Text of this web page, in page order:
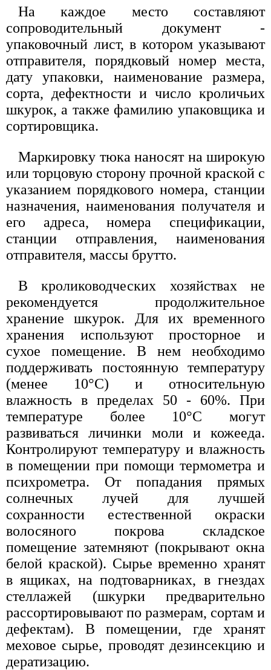
На каждое место составляют
сопроводительный документ -
упаковочный лист, в котором указывают
отправителя, порядковый номер места,
дату упаковки, наименование размера,
сорта, дефектности и число кроличьих
шкурок, а также фамилию упаковщика и
сортировщика.
Маркировку тюка наносят на широкую
или торцовую сторону прочной краской с
указанием порядкового номера, станции
назначения, наименования получателя и
его адреса, номера спецификации,
станции отправления, наименования
отправителя, массы брутто.
В кролиководческих хозяйствах не
рекомендуется продолжительное
хранение шкурок. Для их временного
хранения используют просторное и
сухое помещение. В нем необходимо
поддерживать постоянную температуру
(менее 10°С) и относительную
влажность в пределах 50 - 60%. При
температуре более 10°С могут
развиваться личинки моли и кожееда.
Контролируют температуру и влажность
в помещении при помощи термометра и
психрометра. От попадания прямых
солнечных лучей для лучшей
сохранности естественной окраски
волосяного покрова складское
помещение затемняют (покрывают окна
белой краской). Сырье временно хранят
в ящиках, на подтоварниках, в гнездах
стеллажей (шкурки предварительно
рассортировывают по размерам, сортам и
дефектам). В помещении, где хранят
меховое сырье, проводят дезинсекцию и
дератизацию.